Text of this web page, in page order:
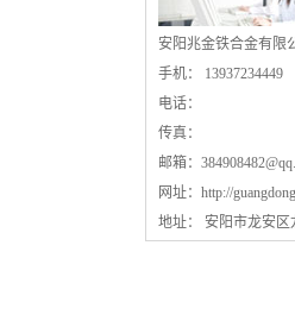
安阳兆金铁合金有限
手机： 13937234449
电话：
传真：
邮箱：
网址： http://
地址： 安阳市龙安区